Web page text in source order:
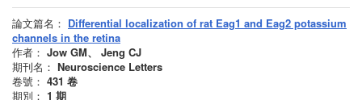
論文篇名： Differential localization of rat Eag1 and Eag2 potassium
channels in the retina
作者： Jow GM、 Jeng CJ
期刊名： Neuroscience Letters
卷號： 431 卷
期別： 1 期